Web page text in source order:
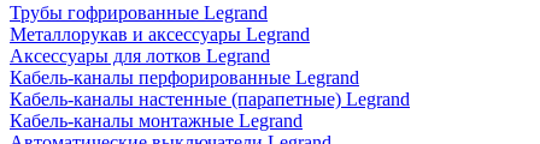
Трубы гофрированные Legrand
Металлорукав и аксессуары Legrand
Аксессуары для лотков Legrand
Кабель-каналы перфорированные Legrand
Кабель-каналы настенные (парапетные) Legrand
Кабель-каналы монтажные Legrand